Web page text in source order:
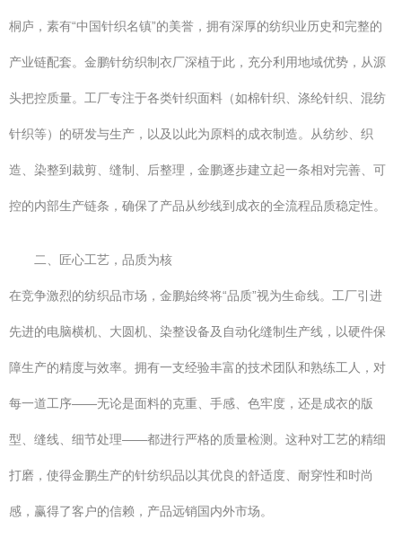
桐庐，素有“中国针织名镇”的美誉，拥有深厚的纺织业历史和完整的
产业链配套。金鹏针纺织制衣厂深植于此，充分利用地域优势，从源
头把控质量。工厂专注于各类针织面料（如棉针织、涤纶针织、混纺
针织等）的研发与生产，以及以此为原料的成衣制造。从纺纱、织
造、染整到裁剪、缝制、后整理，金鹏逐步建立起一条相对完善、可
控的内部生产链条，确保了产品从纱线到成衣的全流程品质稳定性。
二、匠心工艺，品质为核
在竞争激烈的纺织品市场，金鹏始终将“品质”视为生命线。工厂引进
先进的电脑横机、大圆机、染整设备及自动化缝制生产线，以硬件保
障生产的精度与效率。拥有一支经验丰富的技术团队和熟练工人，对
每一道工序——无论是面料的克重、手感、色牢度，还是成衣的版
型、缝线、细节处理——都进行严格的质量检测。这种对工艺的精细
打磨，使得金鹏生产的针纺织品以其优良的舒适度、耐穿性和时尚
感，赢得了客户的信赖，产品远销国内外市场。